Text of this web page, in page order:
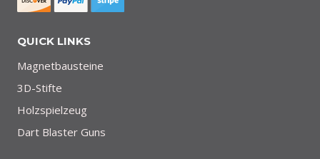
QUICK LINKS
Magnetbausteine
3D-Stifte
Holzspielzeug
Dart Blaster Guns